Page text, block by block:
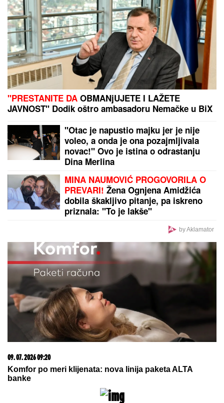
IMALA JE 47 SINOVA I SAMO JEDNU
ĆERKU:Evo zbog čega je Esma
Redžepova usvajala samo dečake,
pred smrt donela neočekivanu
odluku
Evo koliko je Dragan zapravo stariji od verenice
Aleksandre! Jovana Jeremić žestoko oplela, ko bi
rekao da je ovolika razlika?
NEPRIJATELjA, A OVO
JE RECEPT ZA POBEDU: Iranski
moćni general otkrio tajnu uspeha
iranske vojske
Muškarci rođeni u ovih 5 znakova su
NAJVEĆE ŠKRTICE: Od njih nećete
dobiti cveće, a teško da će vam i
KAFU PLATITI